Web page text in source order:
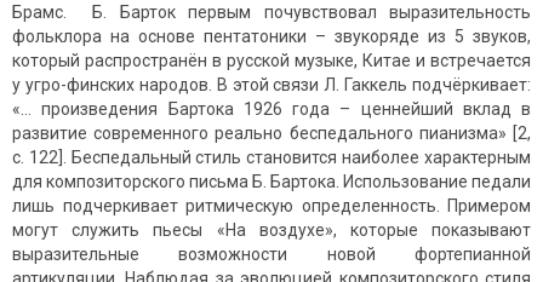
Брамс. Б. Барток первым почувствовал выразительность
фольклора на основе пентатоники – звукоряде из 5 звуков,
который распространён в русской музыке, Китае и встречается
у угро-финских народов. В этой связи Л. Гаккель подчёркивает:
«… произведения Бартока 1926 года – ценнейший вклад в
развитие современного реально беспедального пианизма» [2,
с. 122]. Беспедальный стиль становится наиболее характерным
для композиторского письма Б. Бартока. Использование педали
лишь подчеркивает ритмическую определенность. Примером
могут служить пьесы «На воздухе», которые показывают
выразительные возможности новой фортепианной